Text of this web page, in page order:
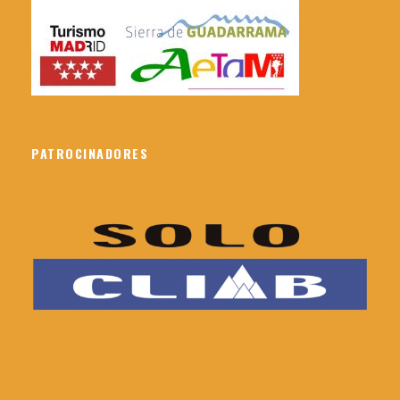
La persona que lleve su vehículo decidirá el
importe a cobrar a los demás ocupantes, siendo
5€ un precio orientativo razonable para
excursiones por la comunidad de Madrid y sus
alrededores más próximos.
de inicio.
Método de pago
Para poder asistir a esta actividad ES NECESARIO
hacer la reserva a través de la web y realizar el
PATROCINADORES